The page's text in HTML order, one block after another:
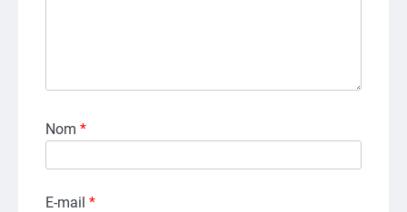
Nom *
E-mail *